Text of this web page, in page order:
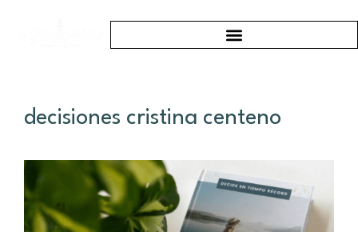
decisiones cristina centeno